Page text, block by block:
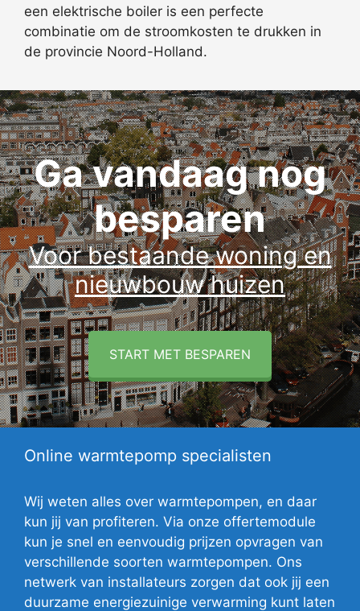
een elektrische boiler is een perfecte
combinatie om de stroomkosten te drukken in
de provincie Noord-Holland.
Ga vandaag nog
besparen
Voor bestaande woning en
nieuwbouw huizen
START MET BESPAREN
Online warmtepomp specialisten
Wij weten alles over warmtepompen, en daar
kun jij van profiteren. Via onze offertemodule
kun je snel en eenvoudig prijzen opvragen van
verschillende soorten warmtepompen. Ons
netwerk van installateurs zorgen dat ook jij een
duurzame energiezuinige verwarming kunt laten